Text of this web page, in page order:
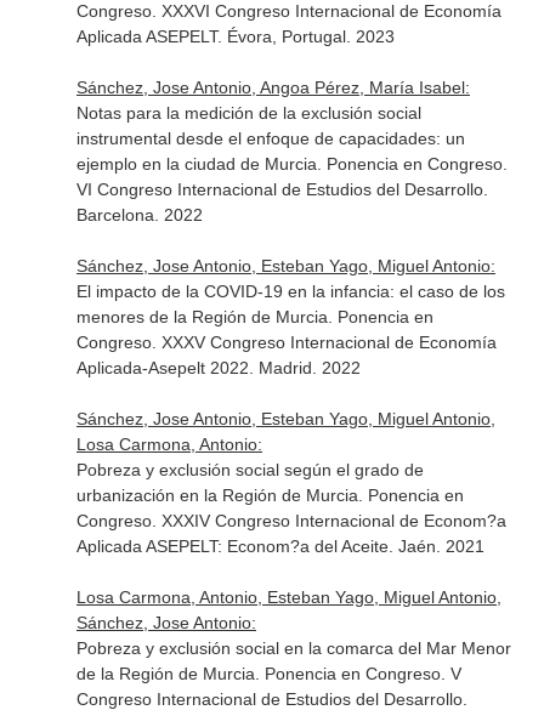
Congreso. XXXVI Congreso Internacional de Economía
Aplicada ASEPELT. Évora, Portugal. 2023
Sánchez, Jose Antonio, Angoa Pérez, María Isabel:
Notas para la medición de la exclusión social
instrumental desde el enfoque de capacidades: un
ejemplo en la ciudad de Murcia. Ponencia en Congreso.
VI Congreso Internacional de Estudios del Desarrollo.
Barcelona. 2022
Sánchez, Jose Antonio, Esteban Yago, Miguel Antonio:
El impacto de la COVID-19 en la infancia: el caso de los
menores de la Región de Murcia. Ponencia en
Congreso. XXXV Congreso Internacional de Economía
Aplicada-Asepelt 2022. Madrid. 2022
Sánchez, Jose Antonio, Esteban Yago, Miguel Antonio,
Losa Carmona, Antonio:
Pobreza y exclusión social según el grado de
urbanización en la Región de Murcia. Ponencia en
Congreso. XXXIV Congreso Internacional de Econom?a
Aplicada ASEPELT: Econom?a del Aceite. Jaén. 2021
Losa Carmona, Antonio, Esteban Yago, Miguel Antonio,
Sánchez, Jose Antonio:
Pobreza y exclusión social en la comarca del Mar Menor
de la Región de Murcia. Ponencia en Congreso. V
Congreso Internacional de Estudios del Desarrollo.